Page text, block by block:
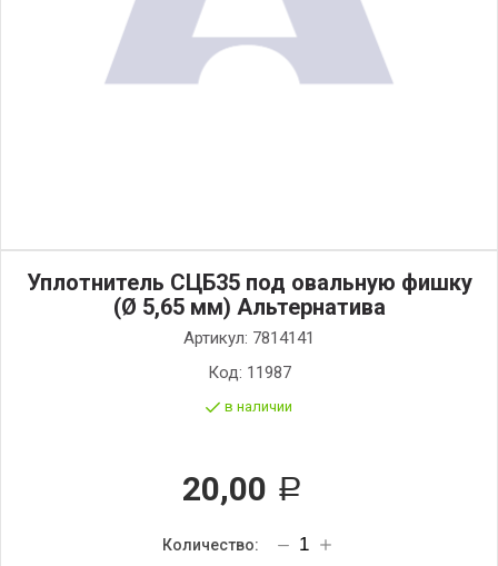
Уплотнитель СЦБ35 под овальную фишку
(Ø 5,65 мм) Альтернатива
Артикул: 7814141
Код: 11987
в наличии
20,00 Р